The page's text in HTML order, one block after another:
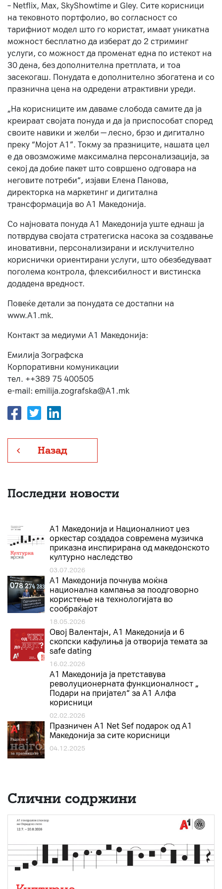
– Netflix, Max, SkyShowtime и Gley. Сите корисници
на тековното портфолио, во согласност со
тарифниот модел што го користат, имаат уникатна
можност бесплатно да изберат до 2 стриминг
услуги, со можност да променат една по истекот на
30 дена, без дополнителна претплата, и тоа
засекогаш. Понудата е дополнително збогатена и со
празнична цена на одредени атрактивни уреди.
„На корисниците им даваме слобода самите да ја
креираат својата понуда и да ја приспособат според
своите навики и желби — лесно, брзо и дигитално
преку “Мојот А1”. Токму за празниците, нашата цел
е да овозможиме максимална персонализација, за
секој да добие пакет што совршено одговара на
неговите потреби“, изјави Елена Панова,
директорка на маркетинг и дигитална
трансформација во А1 Македонија.
Со најновата понуда А1 Македонија уште еднаш ја
потврдува својата стратегиска насока за создавање
иновативни, персонализирани и исклучително
кориснички ориентирани услуги, што обезбедуваат
поголема контрола, флексибилност и вистинска
додадена вредност.
Повеќе детали за понудата се достапни на
www.А1.mk.
Контакт за медиуми А1 Македонија:
Емилија Зографска
Корпоративни комуникации
тел. ++389 75 400505
e-mail: emilija.zografska@A1.mk
Назад
Последни новости
А1 Македонија и Националниот џез
оркестар создадоа современа музичка
приказна инспирирана од македонското
културно наследство
03.07.2026
A1 Македонија почнува моќна
национална кампања за поодговорно
користење на технологијата во
сообраќајот
18.05.2026
Овој Валентајн, A1 Македонија и 6
скопски кафулиња ја отворија темата за
safe dating
16.02.2026
А1 Македонија ја претставува
револуционерната функционалност „
Подари на пријател“ за А1 Алфа
корисници
02.02.2026
Празничен A1 Net Sеf подарок од А1
Македонија за сите корисници
04.12.2025
Слични содржини